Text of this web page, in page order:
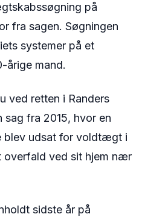
på
fra sagen. Søgningen
systemer på et
årige mand.
ved retten i Randers
fra 2015, hvor en
blev udsat for voldtægt i
overfald ved sit hjem nær
sidste år på